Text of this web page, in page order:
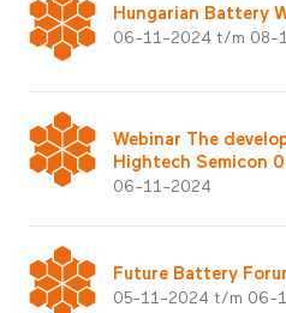
Hungarian Battery
06-11-2024 t/m 08-
Webinar The
Hightech Semicon
06-11-2024
Future Battery
05-11-2024 t/m 06-